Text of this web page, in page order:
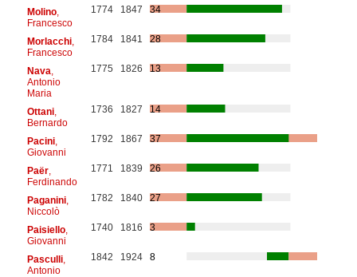
Molino,
Francesco
1774 1847 34
Morlacchi,
Francesco
1784 1841 28
Nava
Antonio
Maria
1775 1826 13
Ottani,
Bernardo
1736 1827 14
Pacini,
Giovanni
1792 1867 37
Paër,
Ferdinando
1771 1839 26
Paganini,
Niccolò
1782 1840 27
Paisiello,
Giovanni
1740 1816 3
Pasculli,
Antonio
1842 1924 8